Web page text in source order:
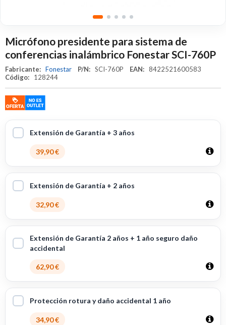
Micrófono presidente para sistema de
conferencias inalámbrico Fonestar SCI-760P
Fabricante: Fonestar P/N: SCI-760P EAN: 8422521600583
Código:
128244
Extensión de Garantía + 3 años
39,90 €
Extensión de Garantía + 2 años
32,90 €
Extensión de Garantía 2 años + 1 año seguro daño
accidental
62,90 €
Protección rotura y daño accidental 1 año
34,90 €